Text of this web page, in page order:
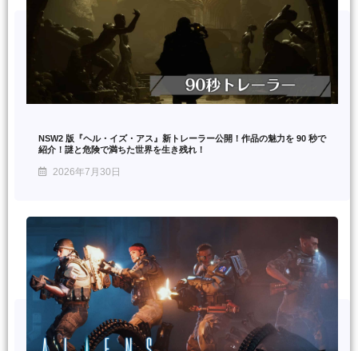
NSW2 版『ヘル・イズ・アス』新トレーラー公開！作品の魅力を 90 秒で
紹介！謎と危険で満ちた世界を生き残れ！
2026年7月30日